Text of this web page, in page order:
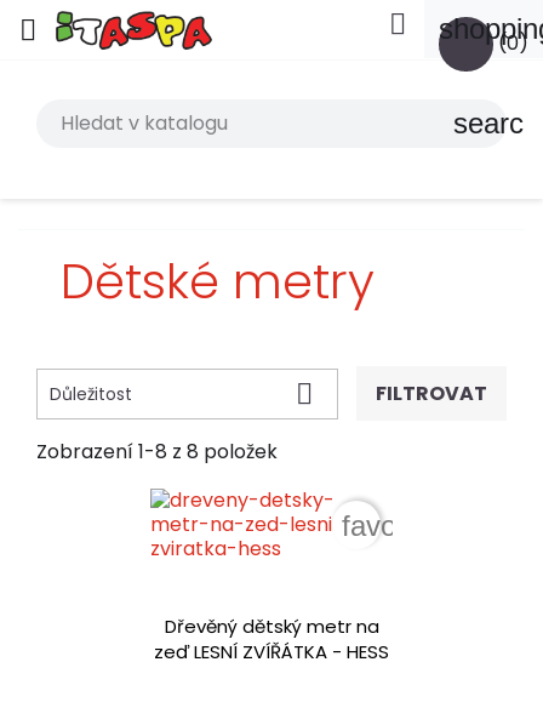
 (0)

search
Dětské metry
Důležitost  FILTROVAT
Zobrazení 1-8 z 8 položek
Dřevěný dětský metr na
zeď LESNÍ ZVÍŘÁTKA - HESS
favorite_border